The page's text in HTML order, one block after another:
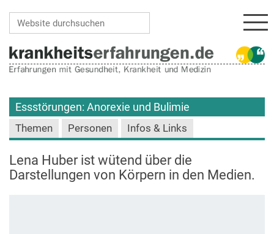
Essstörungen: Anorexie und Bulimie
Themen Personen Infos & Links
Lena Huber ist wütend über die
Darstellungen von Körpern in den Medien.